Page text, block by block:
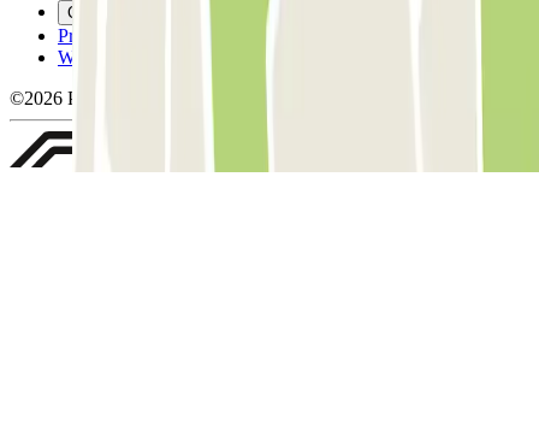
Cookies beheren
Privacybeleid
Whistleblowing
©2026 Parclick. All rights reserved